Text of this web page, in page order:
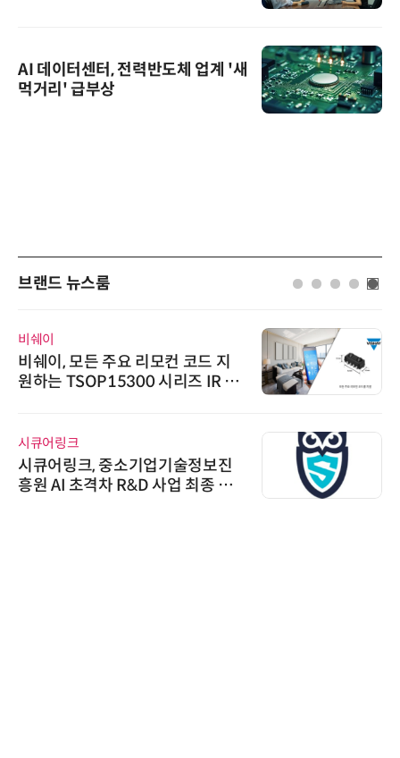
AI 데이터센터, 전력반도체 업계 '새
먹거리' 급부상
브랜드 뉴스룸
비쉐이
비쉐이, 모든 주요 리모컨 코드 지
원하는 TSOP15300 시리즈 IR 수
시큐어링크
시큐어링크, 중소기업기술정보진
흥원 AI 초격차 R&D 사업 최종 선